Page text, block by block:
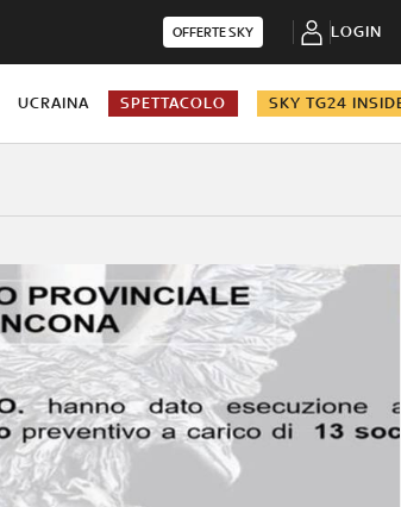
OFFERTE SKY LOGIN
UCRAINA SPETTACOLO SKY TG24